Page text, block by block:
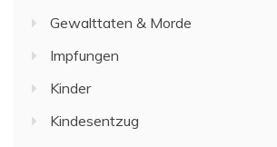
Gewalttaten & Morde
Impfungen
Kinder
Kindesentzug